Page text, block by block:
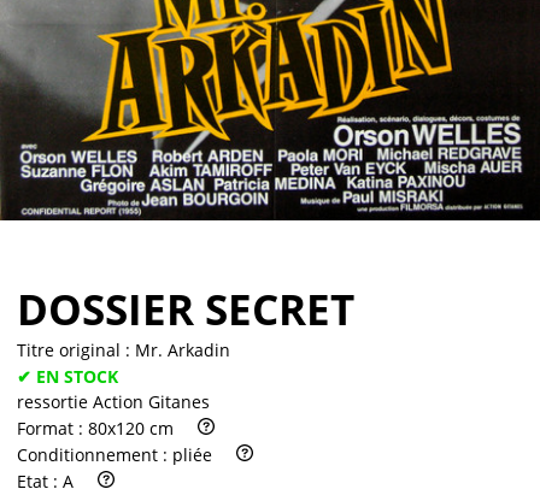
DOSSIER SECRET
Titre original : Mr. Arkadin
✔ EN STOCK
ressortie Action Gitanes
Format : 80x120 cm
Conditionnement : pliée
Etat : A